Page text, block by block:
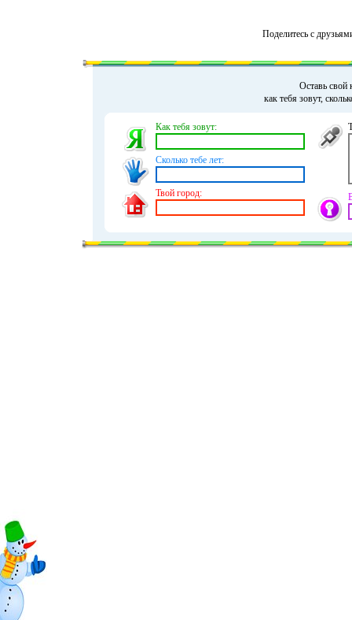
Поделитесь с
Оставь свой
как тебя зовут,
Как тебя зовут:
Сколько тебе лет:
Твой город: